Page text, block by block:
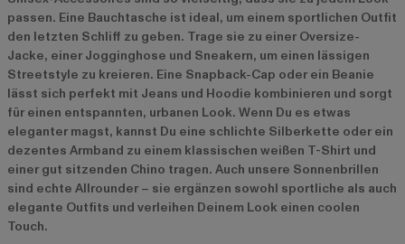
passen. Eine Bauchtasche ist ideal, um einem sportlichen Outfit
den letzten Schliff zu geben. Trage sie zu einer Oversize-
Jacke, einer Jogginghose und Sneakern, um einen lässigen
Streetstyle zu kreieren. Eine Snapback-Cap oder ein Beanie
lässt sich perfekt mit Jeans und Hoodie kombinieren und sorgt
für einen entspannten, urbanen Look. Wenn Du es etwas
eleganter magst, kannst Du eine schlichte Silberkette oder ein
dezentes Armband zu einem klassischen weißen T-Shirt und
einer gut sitzenden Chino tragen. Auch unsere Sonnenbrillen
sind echte Allrounder – sie ergänzen sowohl sportliche als auch
elegante Outfits und verleihen Deinem Look einen coolen
Touch.